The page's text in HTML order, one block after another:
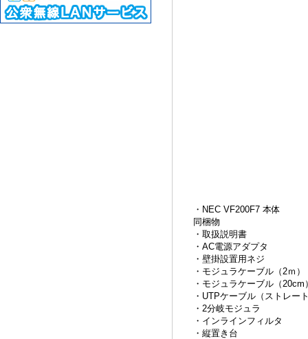
・NEC VF200F7 本体
同梱物
・取扱説明書
・AC電源アダプタ
・壁掛設置用ネジ
・モジュラケーブル（2ｍ）
・モジュラケーブル（20cm
・UTPケーブル（ストレー
・2分岐モジュラ
・インラインフィルタ
・縦置き台